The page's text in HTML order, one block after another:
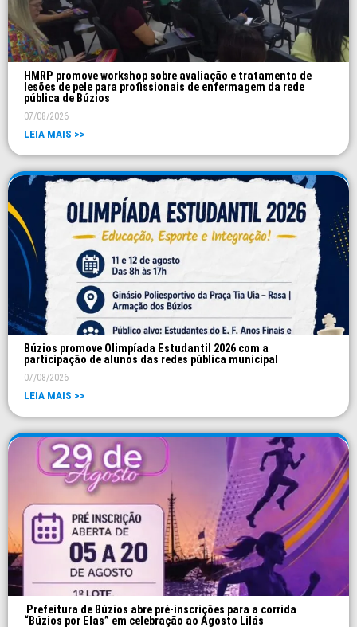
HMRP promove workshop sobre avaliação e tratamento de
lesões de pele para profissionais de enfermagem da rede
pública de Búzios
07/08/2026
LEIA MAIS >>
Búzios promove Olimpíada Estudantil 2026 com a
participação de alunos das redes pública municipal
07/08/2026
LEIA MAIS >>
Prefeitura de Búzios abre pré-inscrições para a corrida
“Búzios por Elas” em celebração ao Agosto Lilás